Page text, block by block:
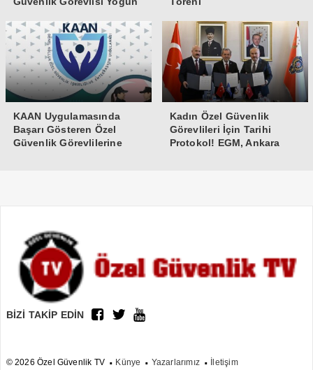
KAAN Uygulamasında
Başarı Gösteren Özel
Güvenlik Görevlilerine
Kadın Özel Güvenlik
Görevlileri İçin Tarihi
Protokol! EGM, Ankara
BİZİ TAKİP EDİN
© 2026 Özel Güvenlik TV Künye Yazarlarımız İletişim